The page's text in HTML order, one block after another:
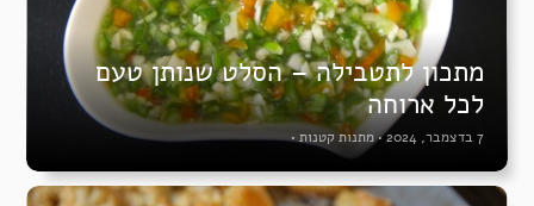
מתכון לתטבילה – הסלט שנותן טעם
לכל ארוחה
7 בדצמבר, 2024 •מתנות קטנות •